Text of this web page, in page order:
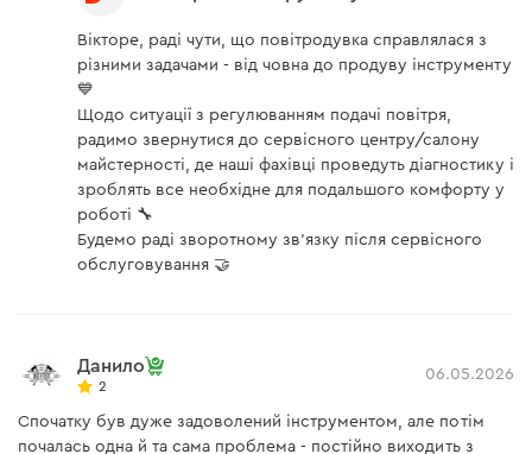
Вікторе, раді чути, що повітродувка справлялася з
різними задачами - від човна до продуву інструменту
💙
Щодо ситуації з регулюванням подачі повітря,
радимо звернутися до сервісного центру/салону
майстерності, де наші фахівці проведуть діагностику і
зроблять все необхідне для подальшого комфорту у
роботі 🔧
Будемо раді зворотному зв'язку після сервісного
обслуговування 🤝
Данило
2
06.05.2026
Спочатку був дуже задоволений інструментом, але потім
почалась одна й та сама проблема - постійно виходить з